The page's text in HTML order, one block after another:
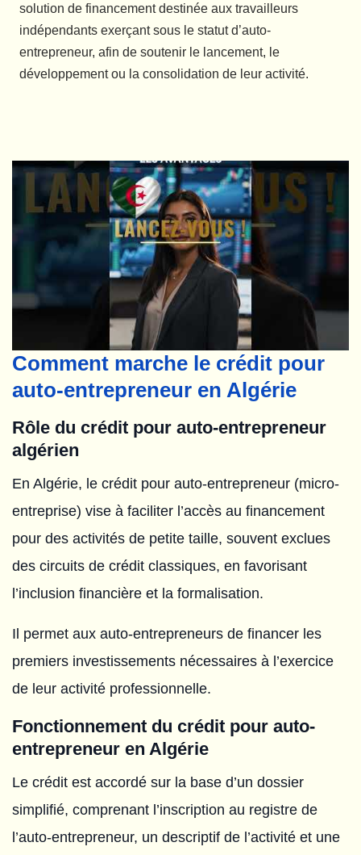
solution de financement destinée aux travailleurs
indépendants exerçant sous le statut d’auto-
entrepreneur, afin de soutenir le lancement, le
développement ou la consolidation de leur activité.
Comment marche le crédit pour
auto-entrepreneur en Algérie
Rôle du crédit pour auto-entrepreneur
algérien
En Algérie, le crédit pour auto-entrepreneur (micro-
entreprise) vise à faciliter l’accès au financement
pour des activités de petite taille, souvent exclues
des circuits de crédit classiques, en favorisant
l’inclusion financière et la formalisation.
Il permet aux auto-entrepreneurs de financer les
premiers investissements nécessaires à l’exercice
de leur activité professionnelle.
Fonctionnement du crédit pour auto-
entrepreneur en Algérie
Le crédit est accordé sur la base d’un dossier
simplifié, comprenant l’inscription au registre de
l’auto-entrepreneur, un descriptif de l’activité et une